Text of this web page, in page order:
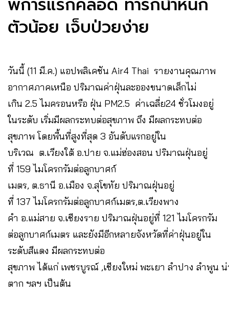
ตัวน้อย ​เจ็บป่วยง่าย
วันนี้ (11 มี.ค.) แอปพลิเคชัน Air4 Thai รายงานคุณภาพ
อากาศภาคเหนือ ปริมาณค่าฝุ่นละอองขนาดเล็กไม่
เกิน 2.5 ไมครอนหรือ ฝุ่น PM2.5 ค่าเฉลี่ย24 ชั่วโมงอยู่
ในระดับ เริ่มมีผลกระทบต่อสุขภาพ ถึง มีผลกระทบต่อ
สุขภาพ โดยพื้นที่สูงที่สุด 3 อันดับแรกอยู่ใน
บริเวณ ต.เวียงใต้ อ.ปาย จ.แม่ฮ่องสอน ปริมาณฝุ่นอยู่
ที่ 159 ไมโครกรัมต่อลูกบาศก์
เมตร, ต.ธานี อ.เมือง จ.สุโขทัย ปริมาณฝุ่นอยู่
ที่ 137 ไมโครกรัมต่อลูกบาศก์เมตร,ต.เวียงพาง
คำ อ.แม่สาย จ.เชียงราย ปริมาณฝุ่นอยู่ที่ 121 ไมโครกรัม
ต่อลูกบาศก์เมตร และยังมีอีกหลายจังหวัดที่ค่าฝุ่นอยู่ใน
ระดับสีแดง มีผลกระทบต่อ
สุขภาพ ได้แก่ เพชรบูรณ์ ,เชียงใหม่ พะเยา ลำปาง ลำพูน
ตาก ฯลฯ เป็นต้น